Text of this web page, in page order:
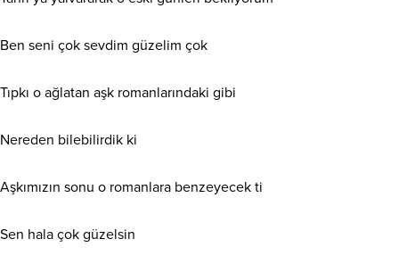
Ben seni çok sevdim güzelim çok
Tıpkı o ağlatan aşk romanlarındaki gibi
Nereden bilebilirdik ki
Aşkımızın sonu o romanlara benzeyecek ti
Sen hala çok güzelsin